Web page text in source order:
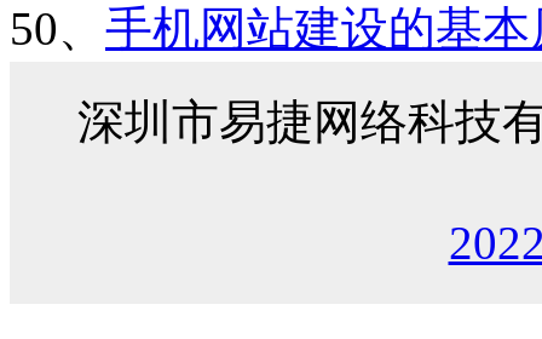
50、 手机网站建设的基本
深圳市易捷网络科